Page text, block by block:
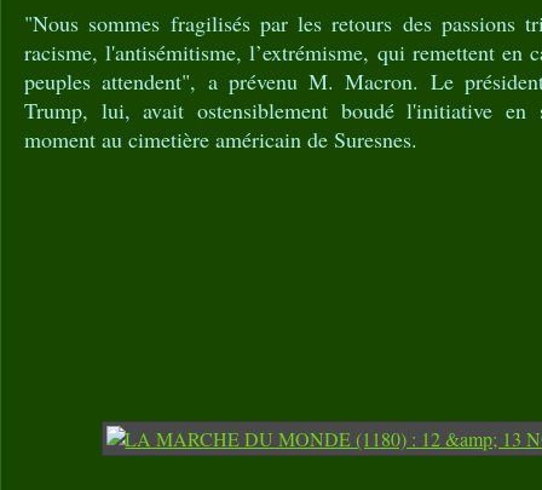
"Nous sommes fragilisés par les retours des passions
racisme, l'antisémitisme, l’extrémisme, qui remettent en
peuples attendent", a prévenu M. Macron. Le
Trump, lui, avait ostensiblement boudé l'initiative en
moment au cimetière américain de Suresnes.